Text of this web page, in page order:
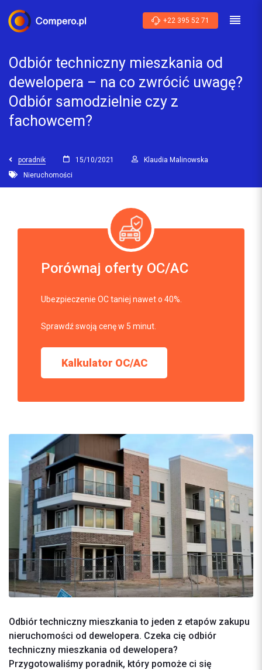
+22 395 52 71
Odbiór techniczny mieszkania od
dewelopera – na co zwrócić uwagę?
Odbiór samodzielnie czy z
fachowcem?
poradnik 15/10/2021
Klaudia Malinowska
Nieruchomości
Porównaj oferty OC/AC
Ubezpieczenie OC taniej nawet o 40%.
Sprawdź swoją cenę w 5 minut.
Kalkulator OC/AC
Odbiór techniczny mieszkania to jeden z etapów zakupu
nieruchomości od dewelopera. Czeka cię odbiór
techniczny mieszkania od dewelopera?
Przygotowaliśmy poradnik, który pomoże ci się